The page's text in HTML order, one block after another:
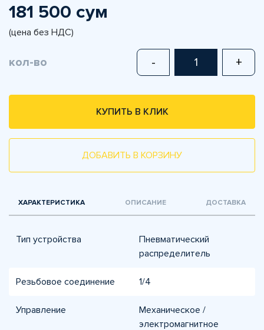
181 500 сум
(цена без НДС)
кол-во - +
КУПИТЬ В КЛИК
ДОБАВИТЬ В КОРЗИНУ
ХАРАКТЕРИСТИКА ОПИСАНИЕ ДОСТАВКА
Тип устройства
Пневматический
распределитель
Резьбовое соединение 1/4
Управление
Механическое /
электромагнитное